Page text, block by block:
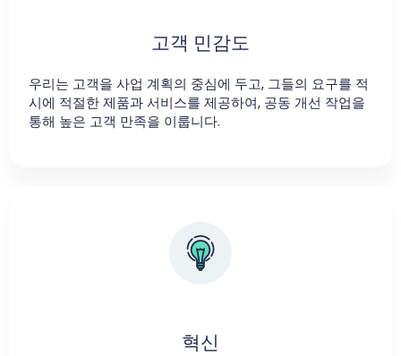
고객 민감도
우리는 고객을 사업 계획의 중심에 두고, 그들의 요구를 적
시에 적절한 제품과 서비스를 제공하여, 공동 개선 작업을
통해 높은 고객 만족을 이룹니다.
혁신